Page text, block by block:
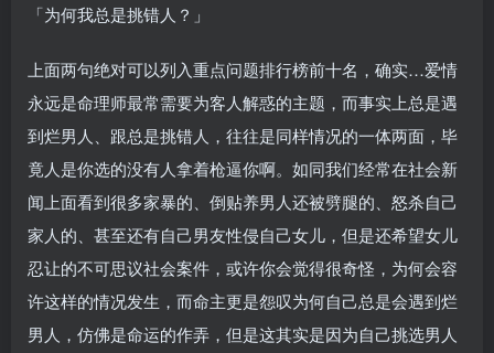
「为何我总是挑错人？」
上面两句绝对可以列入重点问题排行榜前十名，确实…爱情
永远是命理师最常需要为客人解惑的主题，而事实上总是遇
到烂男人、跟总是挑错人，往往是同样情况的一体两面，毕
竟人是你选的没有人拿着枪逼你啊。如同我们经常在社会新
闻上面看到很多家暴的、倒贴养男人还被劈腿的、怒杀自己
家人的、甚至还有自己男友性侵自己女儿，但是还希望女儿
忍让的不可思议社会案件，或许你会觉得很奇怪，为何会容
许这样的情况发生，而命主更是怨叹为何自己总是会遇到烂
男人，仿佛是命运的作弄，但是这其实是因为自己挑选男人